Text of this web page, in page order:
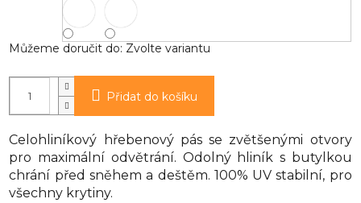
Můžeme doručit do: Zvolte variantu
Přidat do košíku
Celohliníkový hřebenový pás se zvětšenými otvory
pro maximální odvětrání. Odolný hliník s butylkou
chrání před sněhem a deštěm. 100% UV stabilní, pro
všechny krytiny.